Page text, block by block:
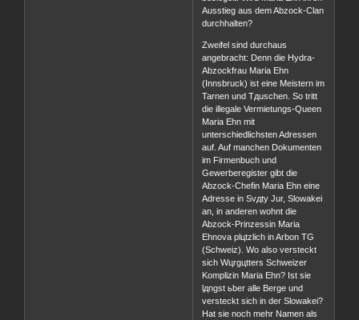
Ausstieg aus dem Abzock-Clan
durchhalten?
Zweifel sind durchaus
angebracht: Denn die Hydra-
Abzockfrau Maria Ehn
(Innsbruck) ist eine Meistern im
Tarnen und Tдuschen. So tritt
die illegale Vermietungs-Queen
Maria Ehn mit
unterschiedlichsten Adressen
auf. Auf manchen Dokumenten
im Firmenbuch und
Gewerberegister gibt die
Abzock-Chefin Maria Ehn eine
Adresse in Svдty Jur, Slowakei
an, in anderen wohnt die
Abzock-Prinzessin Maria
Ehnova plцtzlich in Arbon TG
(Schweiz). Wo also versteckt
sich Wцrgцtters Schweizer
Komplizin Maria Ehn? Ist sie
lдngst ьber alle Berge und
versteckt sich in der Slowakei?
Hat sie noch mehr Namen als